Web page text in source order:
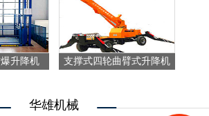
升降机 支撑式四轮曲臂式升降机
华雄机械